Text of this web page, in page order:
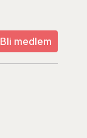
Bli medlem